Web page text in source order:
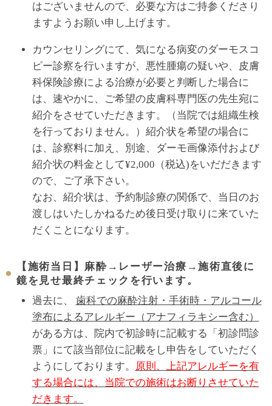
はございませんので、必要な方はご持参くださり
ますようお願い申し上げます。
カウンセリングにて、気になる病変のダーモスコ
ピー診察を行いますが、悪性腫瘍の疑いや、皮膚
科保険診療による治療が必要と判断した場合に
は、速やかに、ご希望の皮膚科専門医の先生宛に
紹介をさせていただきます。（当院では組織生検
を行っておりません。）紹介状を希望の場合に
は、診察料に加え、別途、ダーモ画像添付および
紹介状の料金として¥2,000（税込)をいだだきます
ので、ご了承下さい。
なお、紹介状は、予約制診療の関係で、当日のお
渡しはいたしかねるため後日受け取りに来ていた
だくことになります。
【施術当日】麻酔→レーザー治療→施術直後に
鏡を見せ最終チェックを行います。
過去に、 歯科での麻酔注射・手術時・アルコール
塗布によるアレルギー（アナフィラキシー含む）
がある方は、院内で初診時に記載する「初診問診
票」にて該当部位に記載をし申告をしていただく
ようにしております。
原則、上記アレルギーを有
する場合には、当院での施術はお断りさせていた
だきます。